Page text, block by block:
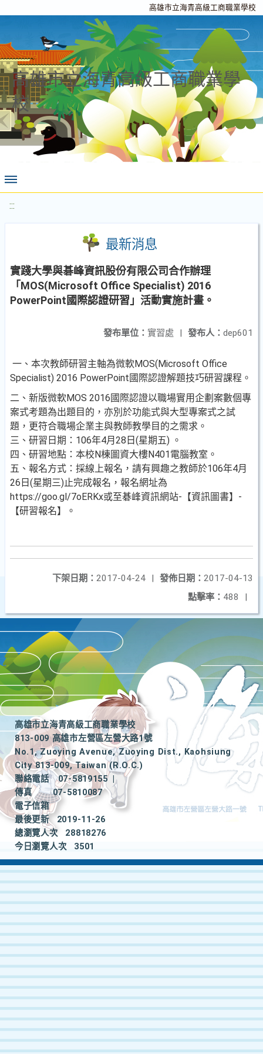
高雄市立海青高級工商職業學校
高雄市立海青高級工商職業學
校
:::
最新消息
實踐大學與碁峰資訊股份有限公司合作辦理
「MOS(Microsoft Office Specialist) 2016
PowerPoint國際認證研習」活動實施計畫。
發布人： dep601
發布單位： 實習處 |
一、本次教師研習主軸為微軟MOS(Microsoft Office
Specialist) 2016 PowerPoint國際認證解題技巧研習課程。
二、新版微軟MOS 2016國際認證以職場實用企劃案數個專
案式考題為出題目的，亦別於功能式與大型專案式之試
題，更符合職場企業主與教師教學目的之需求。
三、研習日期：106年4月28日(星期五) 。
四、研習地點：本校N棟圖資大樓N401電腦教室。
五、報名方式：採線上報名，請有興趣之教師於106年4月
26日(星期三)止完成報名，報名網址為
https://goo.gl/7oERKx或至碁峰資訊網站-【資訊圖書】-
【研習報名】。
發佈日期： 2017-04-13
下架日期： 2017-04-24
|
點擊率： 488 |
高雄市立海青高級工商職業學校
813-009 高雄市左營區左營大路1號
No.1, Zuoying Avenue, Zuoying Dist., Kaohsiung
City 813-009, Taiwan (R.O.C.)
聯絡電話
07-5819155
|
傳真
07-5810087
電子信箱
最後更新
2019-11-26
總瀏覽人次
28818276
今日瀏覽人次
3501